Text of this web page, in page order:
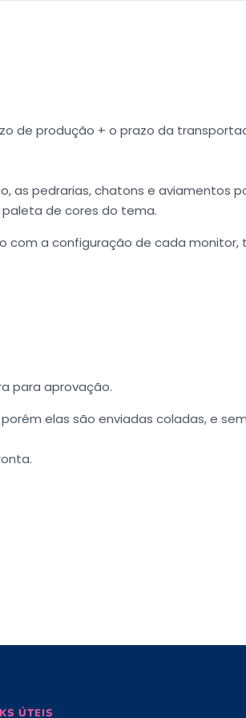
de produção + o prazo da
as pedrarias, chatons e aviamentos
de cores do tema.
a configuração de cada monitor,
para aprovação.
elas são enviadas coladas, e
ÚTEIS